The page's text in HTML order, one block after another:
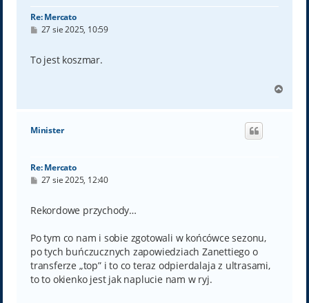
Re: Mercato
P
t
27 sie 2025, 10:59
To jest koszmar.
g
Minister
Re: Mercato
P
t
27 sie 2025, 12:40
Rekordowe przychody…
Po tym co nam i sobie zgotowali w końcówce sezonu,
po tych buńczucznych zapowiedziach Zanettiego o
transferze „top” i to co teraz odpierdalaja z ultrasami,
to to okienko jest jak naplucie nam w ryj.